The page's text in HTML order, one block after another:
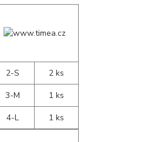
2-S
2 ks
3-M
1 ks
4-L
1 ks